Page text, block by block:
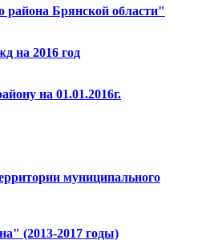
района Брянской области"
на 2016 год
на 01.01.2016г.
муниципального
(2013-2017 годы)